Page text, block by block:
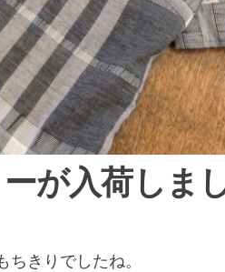
が入荷しまし
きりでしたね。